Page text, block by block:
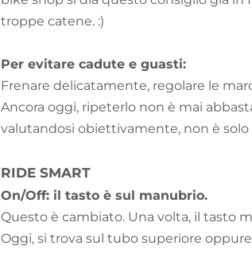
troppe catene. :)
Per evitare cadute e guasti:
Frenare delicatamente, regolare le
Ancora oggi, ripeterlo non è mai
valutandosi obiettivamente, non è solo
RIDE SMART
On/Off: il tasto è sul manubrio.
Questo è cambiato. Una volta, il tasto
Oggi, si trova sul tubo superiore